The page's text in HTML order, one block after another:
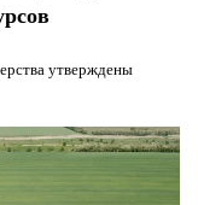
утверждены